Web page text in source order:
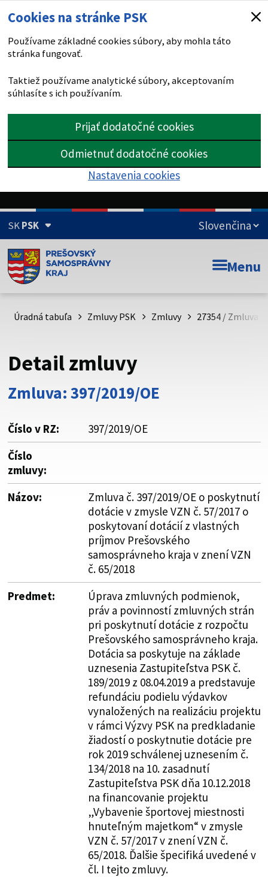
Cookies na stránke PSK
Používame základné cookies súbory, aby mohla táto
stránka fungovať.
Taktiež používame analytické súbory, akceptovaním
súhlasíte s ich používaním.
Prijať dodatočné cookies
Odmietnuť dodatočné cookies
Nastavenia cookies
SKPSK
Doména psk.sk je oficiálna
Toto je oficiálna webová stránka Prešovského
psk.sk.
Buďte pozorní a vždy sa uistite, že zdieľate informácie iba
cez zabezpečenú webovú stránku. Zabezpečená stránka
vždy začína https:// pred názvom domény webového sídla.
Menu
Úradná tabuľa Zmluvy PSK Zmluvy 27354 / Zmluva
Detail zmluvy
Zmluva: 397/2019/OE
Číslo v RZ:
397/2019/OE
Číslo
zmluvy:
Názov:
Zmluva č. 397/2019/OE o poskytnutí
dotácie v zmysle VZN č. 57/2017 o
poskytovaní dotácií z vlastných
príjmov Prešovského
samosprávneho kraja v znení VZN
č. 65/2018
Predmet:
Úprava zmluvných podmienok,
práv a povinností zmluvných strán
pri poskytnutí dotácie z rozpočtu
Prešovského samosprávneho kraja.
Dotácia sa poskytuje na základe
uznesenia Zastupiteľstva PSK č.
189/2019 z 08.04.2019 a predstavuje
refundáciu podielu výdavkov
vynaložených na realizáciu projektu
v rámci Výzvy PSK na predkladanie
žiadostí o poskytnutie dotácie pre
rok 2019 schválenej uznesením č.
134/2018 na 10. zasadnutí
Zastupiteľstva PSK dňa 10.12.2018
na financovanie projektu
„Vybavenie športovej miestnosti
hnuteľným majetkom“ v zmysle
VZN č. 57/2017 v znení VZN č.
65/2018. Ďalšie špecifiká uvedené v
čl. I tejto zmluvy.